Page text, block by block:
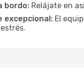
bordo: Relájate en
excepcional: El